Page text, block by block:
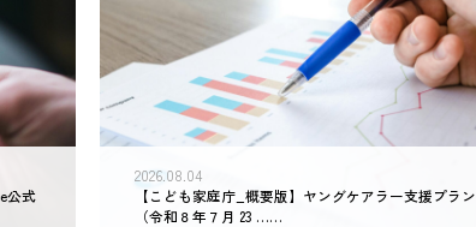
公式
2026.08.04
【こども家庭庁_概要版】ヤングケアラー支援プラン
（令和８年７月 23 ……